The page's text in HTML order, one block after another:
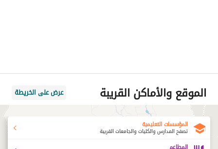
الموقع والأماكن القريبة عرض على الخريطة
المؤسسات التعليمية
تصفح المدارس والكليات والجامعات القريبة
المطاعم